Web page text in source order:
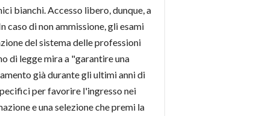
bianchi. Accesso libero, dunque, a
caso di non ammissione, gli esami
del sistema delle professioni
di legge mira a "garantire una
già durante gli ultimi anni di
per favorire l'ingresso nei
e una selezione che premi la